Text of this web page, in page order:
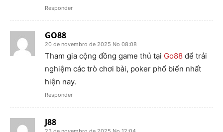
Responder
GO88
20 de novembro de 2025 No 08:08
Tham gia cộng đồng game thủ tại Go88 để trải
nghiệm các trò chơi bài, poker phổ biến nhất
hiện nay.
Responder
J88